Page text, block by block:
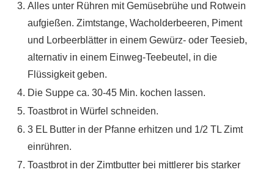
Alles unter Rühren mit Gemüsebrühe und Rotwein
aufgießen. Zimtstange, Wacholderbeeren, Piment
und Lorbeerblätter in einem Gewürz- oder Teesieb,
alternativ in einem Einweg-Teebeutel, in die
Flüssigkeit geben.
Die Suppe ca. 30-45 Min. kochen lassen.
Toastbrot in Würfel schneiden.
3 EL Butter in der Pfanne erhitzen und 1/2 TL Zimt
einrühren.
Toastbrot in der Zimtbutter bei mittlerer bis starker